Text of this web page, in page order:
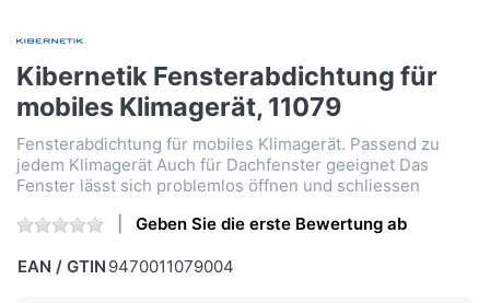
Kibernetik Fensterabdichtung für
mobiles Klimagerät, 11079
Fensterabdichtung für mobiles Klimagerät. Passend zu
jedem Klimagerät Auch für Dachfenster geeignet Das
Fenster lässt sich problemlos öffnen und schliessen
Geben Sie die erste Bewertung ab
EAN / GTIN 9470011079004